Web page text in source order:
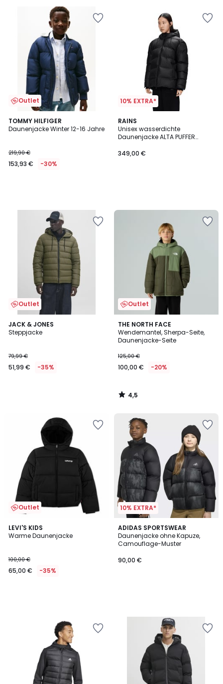
Outlet
TOMMY HILFIGER
Daunenjacke Winter 12-16 Jahre
219,90 €
153,93 € -30%
10% EXTRA*
RAINS
Unisex wasserdichte
Daunenjacke ALTA PUFFER
349,00 €
Outlet
JACK & JONES
Steppjacke
79,99 €
51,99 € -35%
Outlet
THE NORTH FACE
Wendemantel, Sherpa-Seite,
Daunenjacke-Seite
125,00 €
100,00 € -20%
4,5
/ 5
4,5
/
Outlet
LEVI'S KIDS
Warme Daunenjacke
100,00 €
65,00 € -35%
10% EXTRA*
ADIDAS SPORTSWEAR
Daunenjacke ohne Kapuze,
Camouflage-Muster
90,00 €